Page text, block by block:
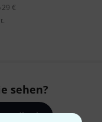
€
sehen?